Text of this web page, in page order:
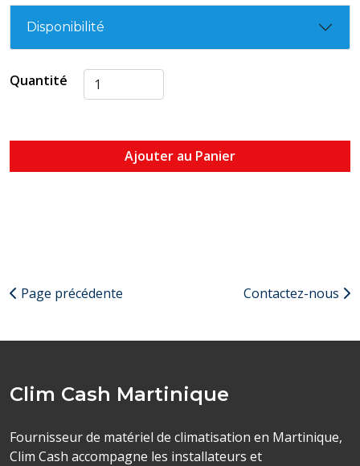
Disponibilité
Quantité
Ajouter au Panier
Page précédente Contactez-nous
Clim Cash Martinique
Fournisseur de matériel de climatisation en Martinique,
Clim Cash accompagne les installateurs et